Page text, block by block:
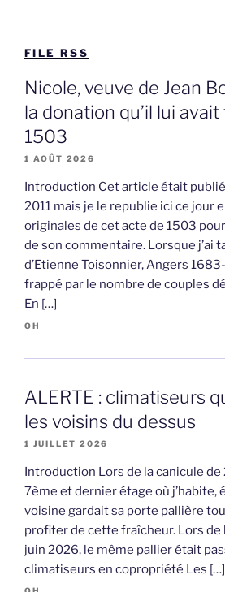
FILE RSS
Nicole, veuve de Jean
la donation qu’il lui
1503
1 AOÛT 2026
Introduction Cet article était
2011 mais je le republie ici ce jour
originales de cet acte de 1503
de son commentaire. Lorsque j’ai
d’Etienne Toisonnier, Angers
frappé par le nombre de couples
En […]
OH
ALERTE : climatiseurs
les voisins du dessus
1 JUILLET 2026
Introduction Lors de la canicule de
7ème et dernier étage où j’habite,
voisine gardait sa porte pallière
profiter de cette fraîcheur. Lors de
juin 2026, le même pallier était
climatiseurs en copropriété Les […]